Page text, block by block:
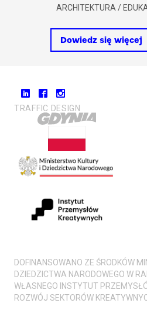
ARCHITEKTURA /
Dowiedz się więcej
TRAFFIC DESIGN
DOFINANSOWANO ZE ŚRODKÓW
DZIEDZICTWA NARODOWEGO W
WŁASNEGO INSTYTUT
ROZWÓJ SEKTORÓW